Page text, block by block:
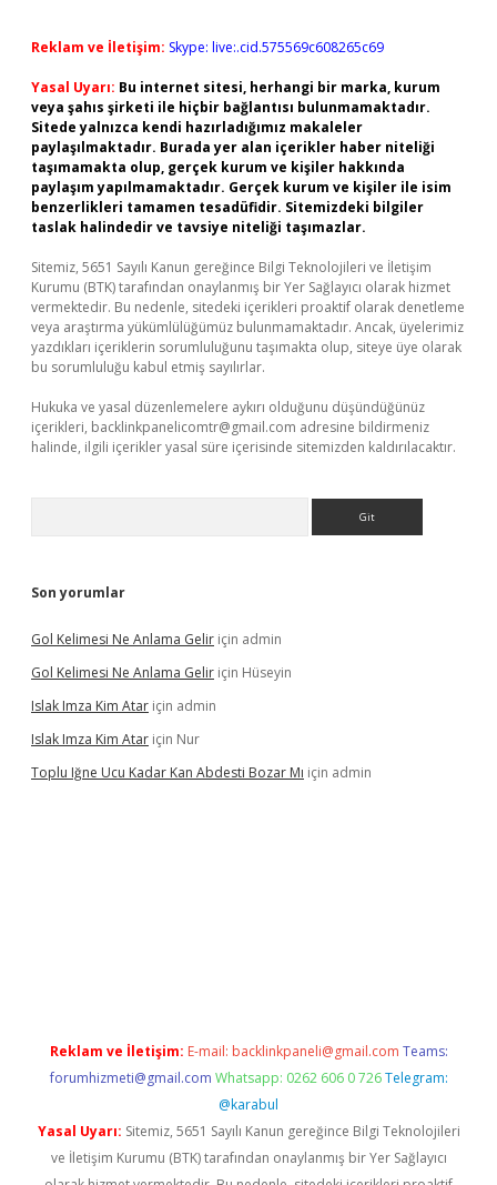
Reklam ve İletişim: Skype: live:.cid.575569c608265c69
Yasal Uyarı: Bu internet sitesi, herhangi bir marka, kurum
veya şahıs şirketi ile hiçbir bağlantısı bulunmamaktadır.
Sitede yalnızca kendi hazırladığımız makaleler
paylaşılmaktadır. Burada yer alan içerikler haber niteliği
taşımamakta olup, gerçek kurum ve kişiler hakkında
paylaşım yapılmamaktadır. Gerçek kurum ve kişiler ile isim
benzerlikleri tamamen tesadüfidir. Sitemizdeki bilgiler
taslak halindedir ve tavsiye niteliği taşımazlar.
Sitemiz, 5651 Sayılı Kanun gereğince Bilgi Teknolojileri ve İletişim
Kurumu (BTK) tarafından onaylanmış bir Yer Sağlayıcı olarak hizmet
vermektedir. Bu nedenle, sitedeki içerikleri proaktif olarak denetleme
veya araştırma yükümlülüğümüz bulunmamaktadır. Ancak, üyelerimiz
yazdıkları içeriklerin sorumluluğunu taşımakta olup, siteye üye olarak
bu sorumluluğu kabul etmiş sayılırlar.
Hukuka ve yasal düzenlemelere aykırı olduğunu düşündüğünüz
içerikleri, backlinkpanelicomtr@gmail.com adresine bildirmeniz
halinde, ilgili içerikler yasal süre içerisinde sitemizden kaldırılacaktır.
Son yorumlar
Gol Kelimesi Ne Anlama Gelir için admin
Gol Kelimesi Ne Anlama Gelir için Hüseyin
Islak Imza Kim Atar için admin
Islak Imza Kim Atar için Nur
Toplu Iğne Ucu Kadar Kan Abdesti Bozar Mı için admin
Reklam ve İletişim: E-mail: backlinkpaneli@gmail.com Teams:
forumhizmeti@gmail.com Whatsapp: 0262 606 0 726 Telegram:
@karabul
Yasal Uyarı: Sitemiz, 5651 Sayılı Kanun gereğince Bilgi Teknolojileri
ve İletişim Kurumu (BTK) tarafından onaylanmış bir Yer Sağlayıcı